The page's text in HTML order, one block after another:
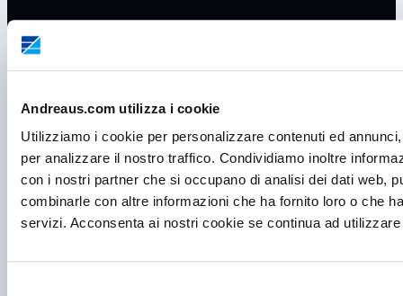
Andreaus.com utilizza i cookie
Utilizziamo i cookie per personalizzare contenuti ed
per analizzare il nostro traffico. Condividiamo inoltre
con i nostri partner che si occupano di analisi dei dati web,
combinarle con altre informazioni che ha fornito loro o che
servizi. Acconsenta ai nostri cookie se continua ad
P.I. IT00998560288